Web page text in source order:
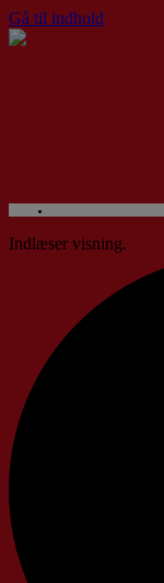
Gå til indhold
Indlæser visning.